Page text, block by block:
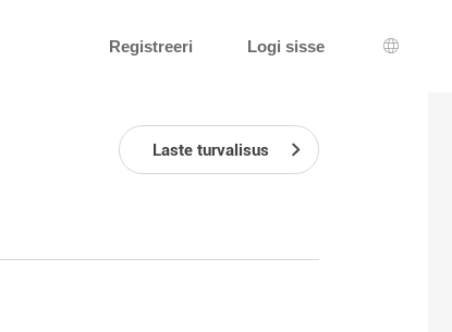
Registreeri Logi sisse
Laste turvalisus